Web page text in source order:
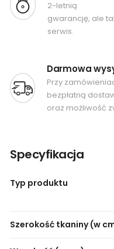
2-letnią
gwarancję, ale
serwis.
Darmowa
Przy
bezpłatną
oraz możliwość
Specyfikacja
Typ produktu
Szerokość tkaniny (w